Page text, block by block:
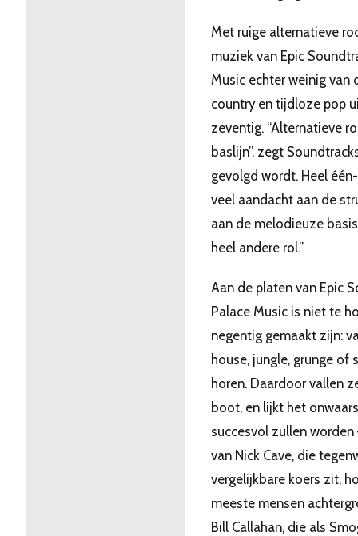
Met ruige alternatieve
muziek van Epic
Music echter weinig van
country en tijdloze pop
zeventig. “Alternatieve
baslijn”, zegt
gevolgd wordt. Heel
veel aandacht aan de
aan de melodieuze
heel andere rol.”
Aan de platen van Epic
Palace Music is niet te
negentig gemaakt zijn:
house, jungle, grunge of
horen. Daardoor vallen
boot, en lijkt het
succesvol zullen
van Nick Cave, die
vergelijkbare koers zit,
meeste mensen
Bill Callahan, die als